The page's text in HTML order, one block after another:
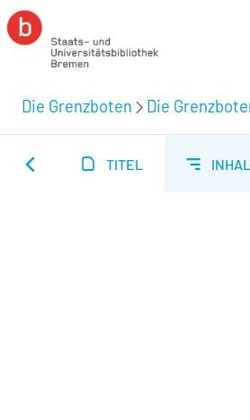
Die Grenzboten Die
TITEL